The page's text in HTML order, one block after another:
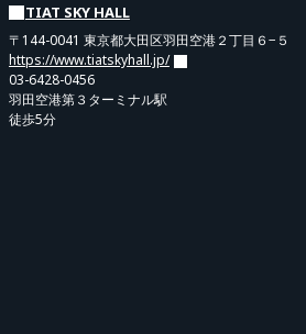
【物販販売】
個人ブロマイドチェキ(各演者5種類) 1枚 ￥1,600
5枚同時購入で1枚サイン入り!
TIAT SKY HALL
〒144-0041 東京都大田区羽田空港２丁目６−５
https://www.tiatskyhall.jp/
03-6428-0456
羽田空港第３ターミナル駅
徒歩5分